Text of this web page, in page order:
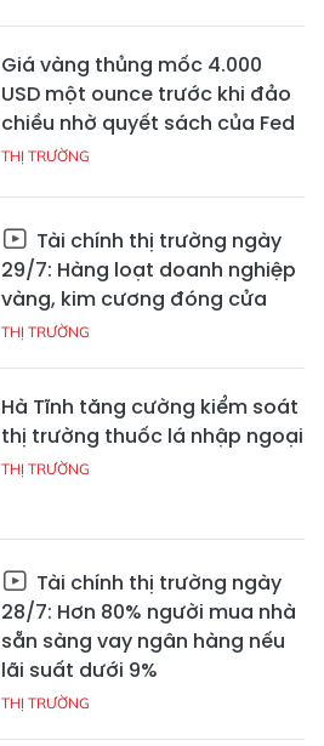
Giá vàng thủng mốc 4.000
USD một ounce trước khi đảo
chiều nhờ quyết sách của Fed
THỊ TRƯỜNG
Tài chính thị trường ngày
29/7: Hàng loạt doanh nghiệp
vàng, kim cương đóng cửa
THỊ TRƯỜNG
Hà Tĩnh tăng cường kiểm soát
thị trường thuốc lá nhập ngoại
THỊ TRƯỜNG
Tài chính thị trường ngày
28/7: Hơn 80% người mua nhà
sẵn sàng vay ngân hàng nếu
lãi suất dưới 9%
THỊ TRƯỜNG